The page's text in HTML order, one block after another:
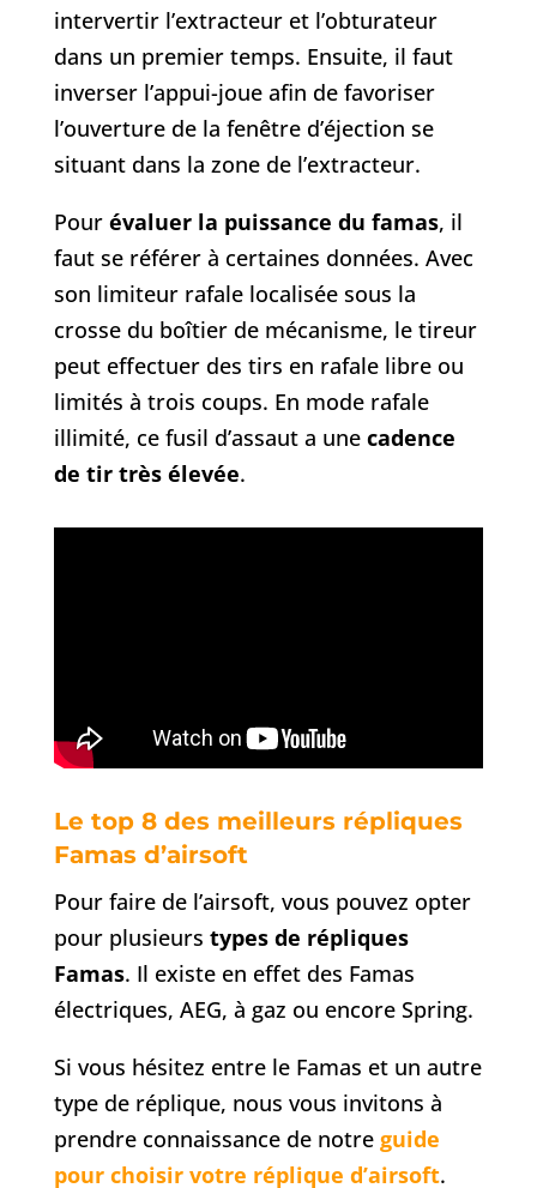
intervertir l’extracteur et l’obturateur
dans un premier temps. Ensuite, il faut
inverser l’appui-joue afin de favoriser
l’ouverture de la fenêtre d’éjection se
situant dans la zone de l’extracteur.
Pour évaluer la puissance du famas, il
faut se référer à certaines données. Avec
son limiteur rafale localisée sous la
crosse du boîtier de mécanisme, le tireur
peut effectuer des tirs en rafale libre ou
limités à trois coups. En mode rafale
illimité, ce fusil d’assaut a une cadence
de tir très élevée.
Le top 8 des meilleurs répliques
Famas d’airsoft
Pour faire de l’airsoft, vous pouvez opter
pour plusieurs types de répliques
Famas. Il existe en effet des Famas
électriques, AEG, à gaz ou encore Spring.
Si vous hésitez entre le Famas et un autre
type de réplique, nous vous invitons à
prendre connaissance de notre guide
pour choisir votre réplique d’airsoft.